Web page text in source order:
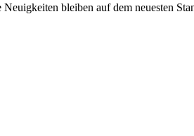
bleiben auf dem neuesten